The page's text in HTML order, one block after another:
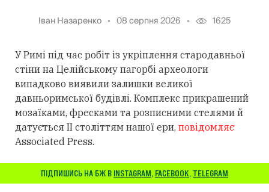
Іван Назаренко 08 серпня 2026 1625
У Римі під час робіт із укріплення стародавньої
стіни на Целійському пагорбі археологи
випадково виявили залишки великої
давньоримської будівлі. Комплекс прикрашений
мозаїками, фресками та розписними стелями й
датується II століттям нашої ери, повідомляє
Associated Press.
ПІДПИШИСЬ НА БЖ В INSTAGRAM, FACEBOOK, TELEGRAM